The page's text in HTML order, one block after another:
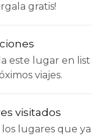
gratis!
este lugar en
viajes.
visitados
los lugares que